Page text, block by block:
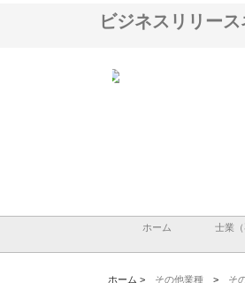
ビジネスリリース
ホーム 士業（
ホーム > その他業種 > そ